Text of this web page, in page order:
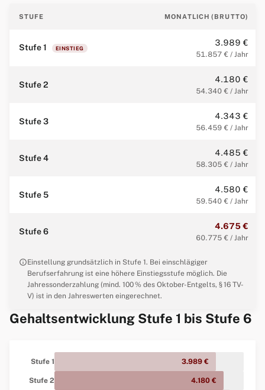
STUFE MONATLICH (BRUTTO)
Stufe 1 EINSTIEG
3.989 €
51.857 € / Jahr
Stufe 2
4.180 €
54.340 € / Jahr
Stufe 3
4.343 €
56.459 € / Jahr
Stufe 4
4.485 €
58.305 € / Jahr
Stufe 5
4.580 €
59.540 € / Jahr
Stufe 6
4.675 €
60.775 € / Jahr
infoEinstellung grundsätzlich in Stufe 1. Bei einschlägiger
Berufserfahrung ist eine höhere Einstiegsstufe möglich. Die
Jahressonderzahlung (mind. 100 % des Oktober-Entgelts, § 16 TV-
V) ist in den Jahreswerten eingerechnet.
Gehaltsentwicklung Stufe 1 bis Stufe 6
Stufe 1 3.989 €
Stufe 2 4.180 €